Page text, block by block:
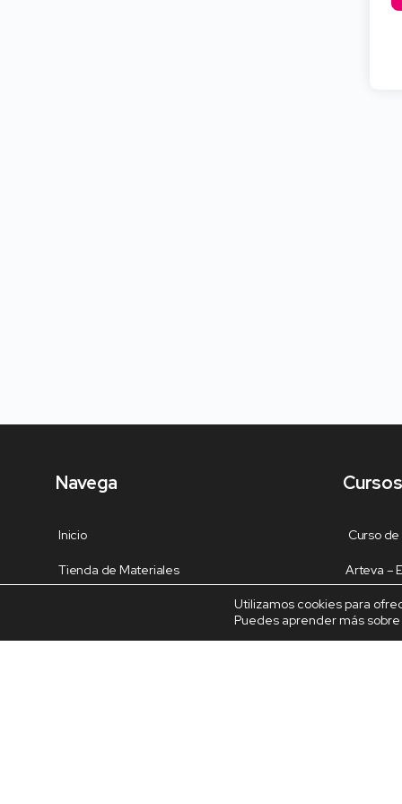
Navega
Inicio
Tienda de Materiales
Contacto
Curso
Arteva –
Dragón
Utilizamos cookies para
Puedes aprender más